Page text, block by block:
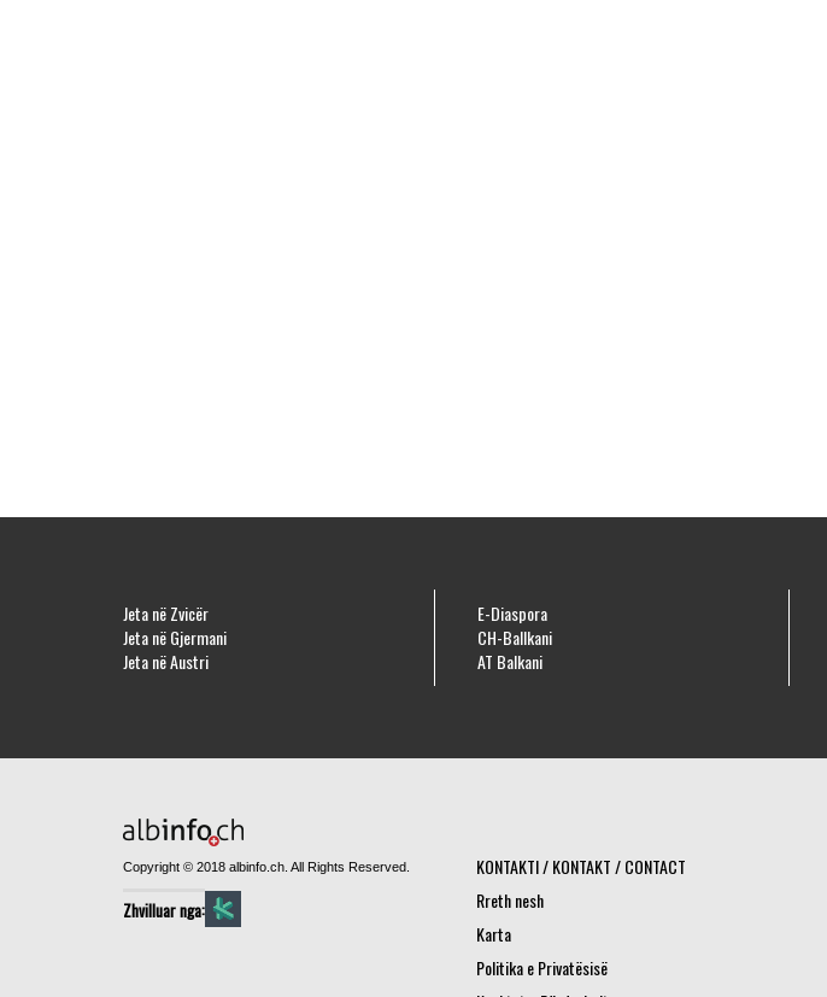
Jeta në Zvicër
Jeta në Gjermani
Jeta në Austri
E-Diaspora
CH-Ballkani
AT Balkani
Copyright © 2018 albinfo.ch. All Rights Reserved.
Zhvilluar nga:
KONTAKTI / KONTAKT / CONTACT
Rreth nesh
Karta
Politika e Privatësisë